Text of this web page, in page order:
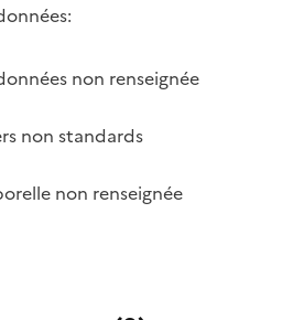
non renseignée
non standards
non renseignée